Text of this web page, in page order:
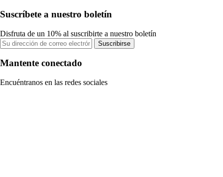
Suscríbete a nuestro boletín
Disfruta de un 10% al suscribirte a nuestro boletín
Suscribirse
Mantente conectado
Encuéntranos en las redes sociales